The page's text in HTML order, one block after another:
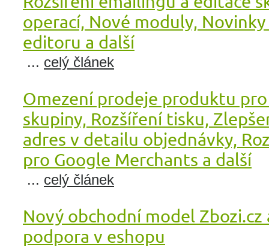
operací, Nové moduly,
editoru a další
... celý článek
Omezení prodeje produktu
skupiny, Rozšíření tisku,
adres v detailu objednávky,
pro Google Merchants a další
... celý článek
Nový obchodní model Zbozi.cz
podpora v eshopu